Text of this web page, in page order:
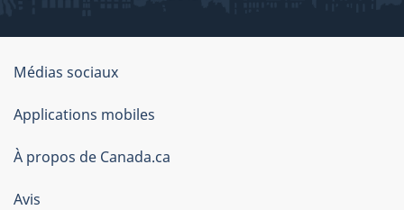
Organisation
du
gouvernement
du
Canada
Médias sociaux
Applications mobiles
À propos de Canada.ca
Avis